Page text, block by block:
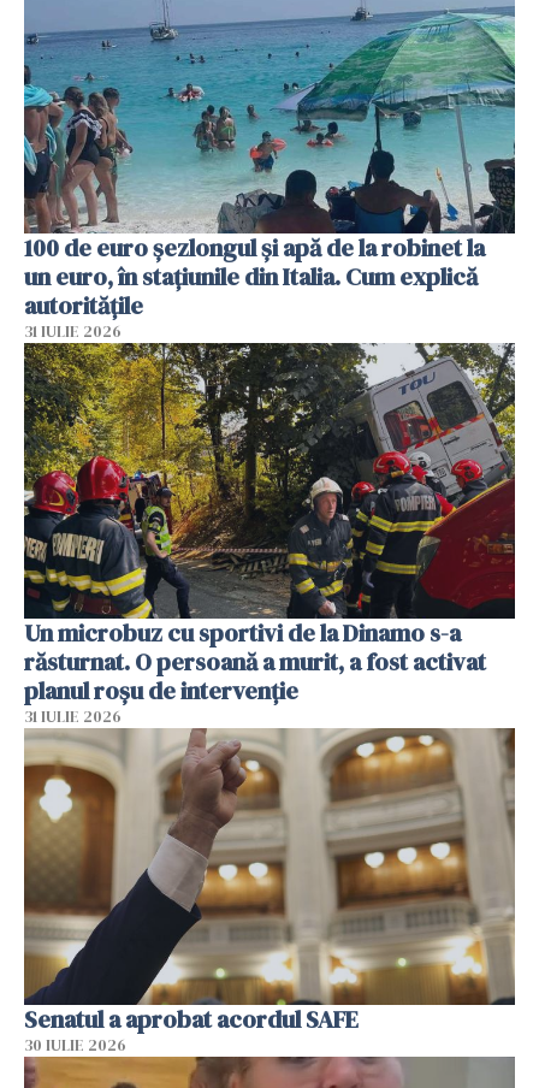
100 de euro șezlongul și apă de la robinet la
un euro, în stațiunile din Italia. Cum explică
autoritățile
31 IULIE 2026
Un microbuz cu sportivi de la Dinamo s-a
răsturnat. O persoană a murit, a fost activat
planul roșu de intervenție
31 IULIE 2026
Senatul a aprobat acordul SAFE
30 IULIE 2026